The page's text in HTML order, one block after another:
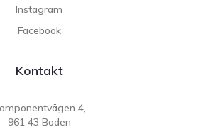
Instagram
Facebook
Kontakt
4,
961 43 Boden